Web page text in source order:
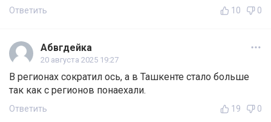
Ответить 10 0
Абвгдейка
20 августа 2025 19:27
В регионах сократил ось, а в Ташкенте стало больше
так как с регионов понаехали.
Ответить 19 0